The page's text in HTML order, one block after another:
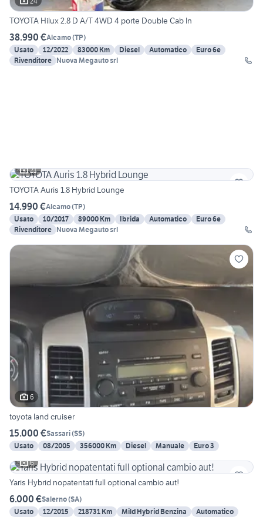
TOYOTA Hilux 2.8 D A/T 4WD 4 porte Double Cab In
38.990 €Alcamo(TP)
Usato
12/2022 83000 Km Diesel Automatico
Euro 6e
Rivenditore Nuova Megauto srl
21
TOYOTA Auris 1.8 Hybrid Lounge
14.990 €Alcamo(TP)
Usato
10/2017 89000 Km Ibrida Automatico
Euro 6e
Rivenditore Nuova Megauto srl
6
toyota land cruiser
15.000 €Sassari(SS)
Usato
08/2005 356000 Km Diesel Manuale
Euro 3
6
Yaris Hybrid nopatentati full optional cambio aut!
6.000 €Salerno(SA)
Usato
12/2015 218731 Km Mild Hybrid Benzina
Automatico